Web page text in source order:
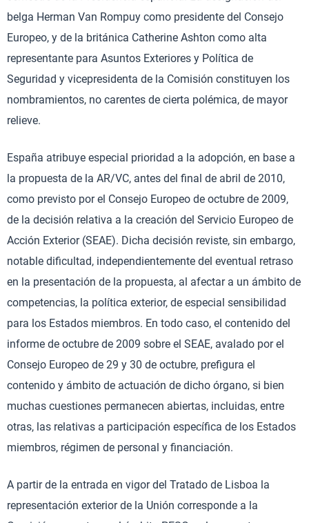
belga Herman Van Rompuy como presidente del Consejo
Europeo, y de la británica Catherine Ashton como alta
representante para Asuntos Exteriores y Política de
Seguridad y vicepresidenta de la Comisión constituyen los
nombramientos, no carentes de cierta polémica, de mayor
relieve.
España atribuye especial prioridad a la adopción, en base a
la propuesta de la AR/VC, antes del final de abril de 2010,
como previsto por el Consejo Europeo de octubre de 2009,
de la decisión relativa a la creación del Servicio Europeo de
Acción Exterior (SEAE). Dicha decisión reviste, sin embargo,
notable dificultad, independientemente del eventual retraso
en la presentación de la propuesta, al afectar a un ámbito de
competencias, la política exterior, de especial sensibilidad
para los Estados miembros. En todo caso, el contenido del
informe de octubre de 2009 sobre el SEAE, avalado por el
Consejo Europeo de 29 y 30 de octubre, prefigura el
contenido y ámbito de actuación de dicho órgano, si bien
muchas cuestiones permanecen abiertas, incluidas, entre
otras, las relativas a participación específica de los Estados
miembros, régimen de personal y financiación.
A partir de la entrada en vigor del Tratado de Lisboa la
representación exterior de la Unión corresponde a la